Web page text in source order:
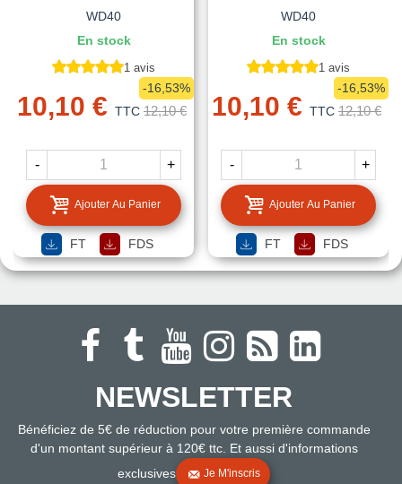
WD40
En stock
1 avis
10,10 € TTC 12,10 €
-16,53%
- +
Ajouter Au Panier
FT FDS
WD40
En stock
1 avis
10,10 € TTC 12,10 €
-16,53%
- +
Ajouter Au Panier
FT FDS
NEWSLETTER
Bénéficiez de 5€ de réduction pour votre première commande
d'un montant supérieur à 120€ ttc. Et aussi d'informations
exclusives
Je M'inscris